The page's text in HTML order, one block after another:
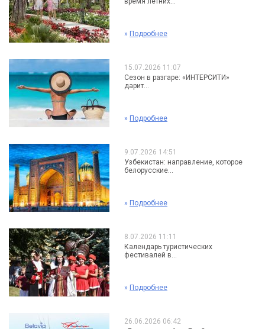
» Подробнее
15.07.2026 11:07
Сезон в разгаре: «ИНТЕРСИТИ»
дарит...
» Подробнее
9.07.2026 14:51
Узбекистан: направление, которое
белорусские...
» Подробнее
8.07.2026 11:11
Календарь туристических
фестивалей в...
» Подробнее
26.06.2026 06:42